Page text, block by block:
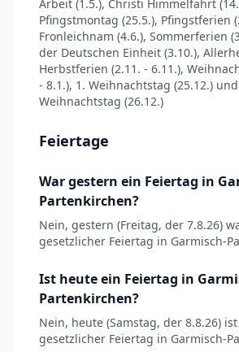
Arbeit (1.5.), Christi Himmelfahrt
Pfingstmontag (25.5.), Pfingstferien
Fronleichnam (4.6.), Sommerferien
der Deutschen Einheit (3.10.),
Herbstferien (2.11. - 6.11.),
- 8.1.), 1. Weihnachtstag (25.12.)
Weihnachtstag (26.12.)
Feiertage
War gestern ein Feiertag in
Partenkirchen?
Nein, gestern (Freitag, der 7.8.26)
gesetzlicher Feiertag in Garmisch-
Ist heute ein Feiertag in
Partenkirchen?
Nein, heute (Samstag, der 8.8.26)
gesetzlicher Feiertag in Garmisch-